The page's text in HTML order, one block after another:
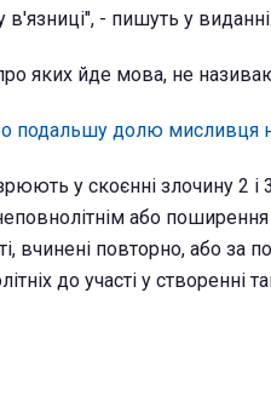
- пишуть у виданні.
яких йде мова, не
подальшу долю мисливця
у скоєнні злочину 2 і
або
вчинені повторно, або
до участі у створенні